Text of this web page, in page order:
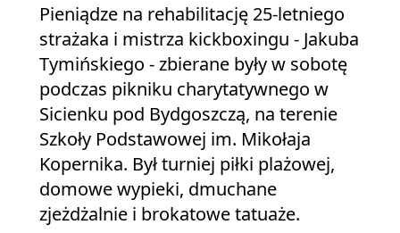
Pieniądze na rehabilitację 25-letniego
strażaka i mistrza kickboxingu - Jakuba
Tymińskiego - zbierane były w sobotę
podczas pikniku charytatywnego w
Sicienku pod Bydgoszczą, na terenie
Szkoły Podstawowej im. Mikołaja
Kopernika. Był turniej piłki plażowej,
domowe wypieki, dmuchane
zjeżdżalnie i brokatowe tatuaże.